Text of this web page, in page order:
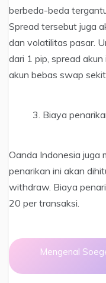
berbeda-beda
Spread tersebut juga
dan volatilitas pasar.
dari 1 pip, spread
akun bebas swap
Biaya
Oanda Indonesia juga
penarikan ini akan
withdraw. Biaya
20 per transaksi.
Mengenal